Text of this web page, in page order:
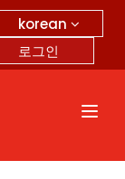
korean
로그인